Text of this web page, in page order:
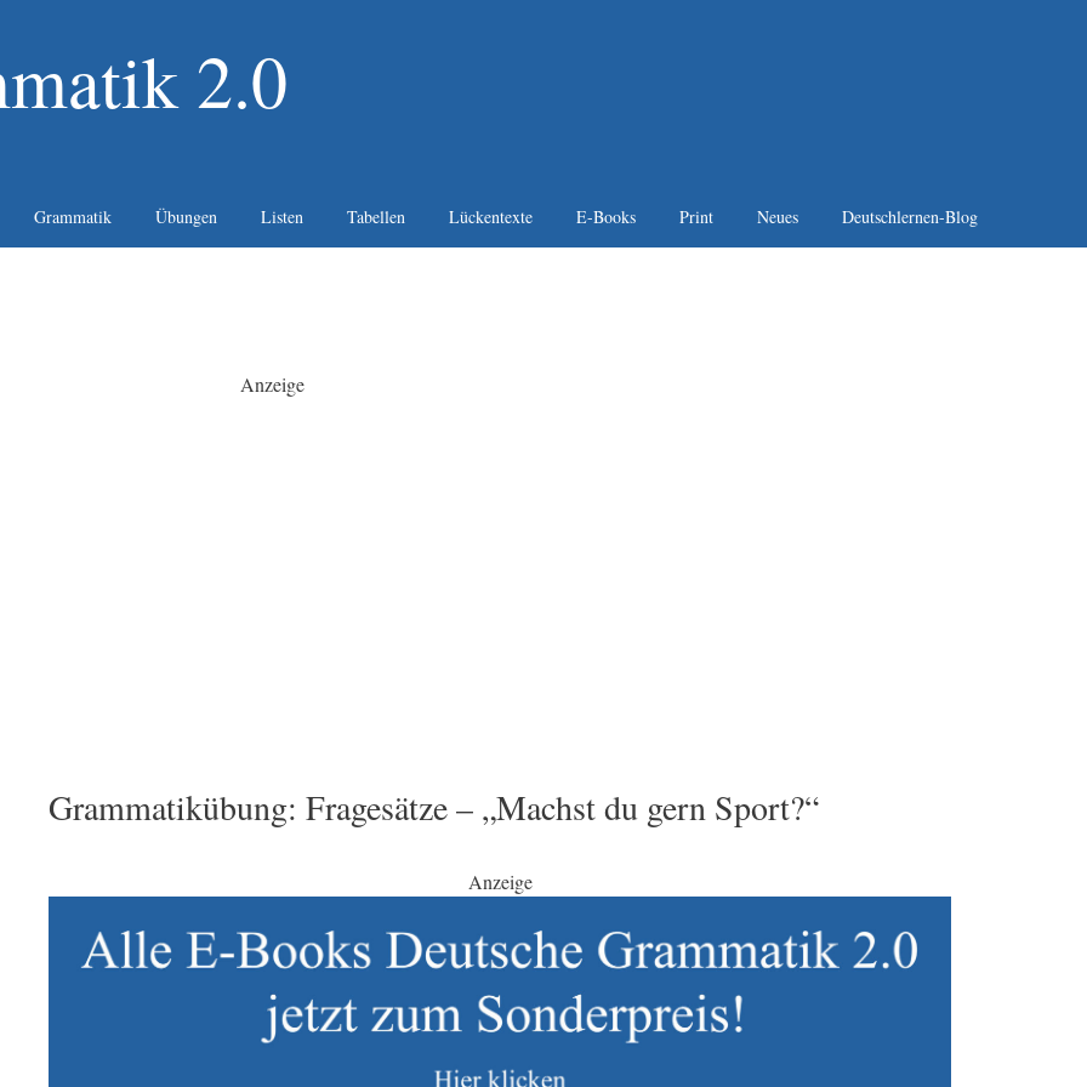
2.0
Grammatik Übungen Listen Tabellen Lückentexte E-Books Print Neues Deutschlernen-Blog
Anzeige
Grammatikübung: Fragesätze – „Machst du gern Sport?“
Anzeige